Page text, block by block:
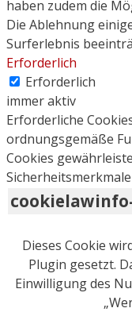
haben zudem die
Die Ablehnung
Surferlebnis
Erforderlich
Erforderlich
immer aktiv
Erforderliche
ordnungsgemäße
Cookies
Dieses Cookie
Plugin gesetzt.
Einwilligung des